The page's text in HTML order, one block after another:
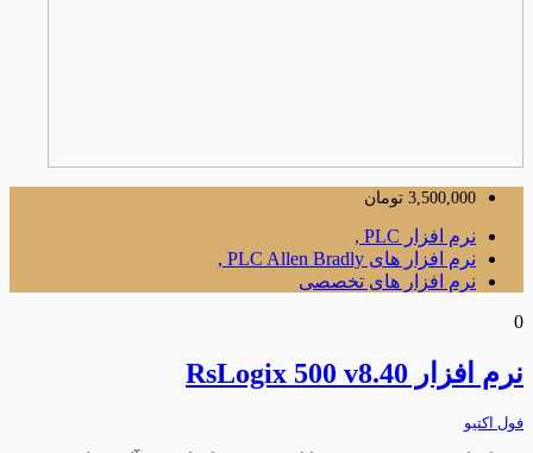
3,500,000 تومان
نرم افزار PLC ,
نرم افزار های PLC Allen Bradly ,
نرم افزار های تخصصی
0
نرم افزار RsLogix 500 v8.40
فول اکتیو